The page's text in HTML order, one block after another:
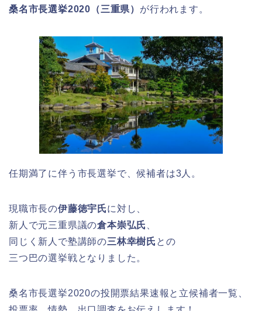
桑名市長選挙2020（三重県） が行われます。
任期満了に伴う市長選挙で、候補者は3人。
現職市長の伊藤徳宇氏に対し、
新人で元三重県議の倉本崇弘氏
同じく新人で塾講師の三林幸樹氏 との
三つ巴の選挙戦となりました。
桑名市長選挙2020の投開票結果速報と立候補者一覧、